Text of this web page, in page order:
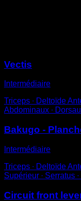
Vectis
Intermédiaire
Triceps ∙ Deltoïde
Abdominaux ∙
Bakugo -
Intermédiaire
Triceps ∙ Deltoïde
Supérieur ∙ Serratus
Circuit front